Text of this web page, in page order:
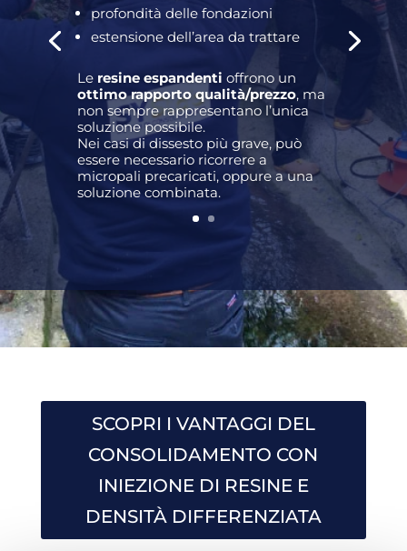
profondità delle fondazioni
estensione dell’area da trattare
Leresine espandenti offrono un
ottimo rapporto qualità/prezzo, ma
non sempre rappresentano l’unica
soluzione possibile.
Nei casi di dissesto più grave, può
essere necessario ricorrere a
micropali precaricati, oppure a una
soluzione combinata.
SCOPRI I VANTAGGI DEL
CONSOLIDAMENTO CON
INIEZIONE DI RESINE E
DENSITÀ DIFFERENZIATA